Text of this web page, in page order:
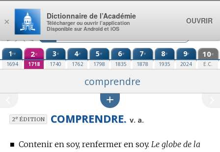
Aller au contenu
1re
1694
2e
1718
3e
1740
4e
1762
5e
1798
6e
1835
7e
1878
8e
1935
9e
2024
10e
E.C.
comprendre
2eÉDITION COMPRENDRE. v. a.
■ Contenir en soy, renfermer en soy. Le globe de la
×
Dictionnaire de l’Académie
Télécharger ou ouvrir l’application
Disponible sur Android et iOS
OUVRIR